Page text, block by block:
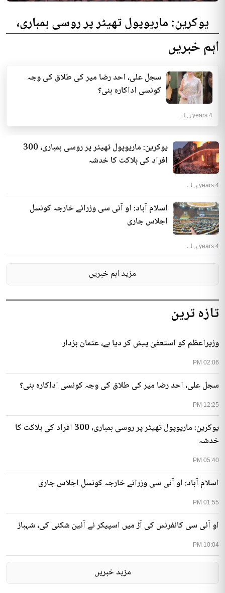
تازہ ترین
02:06 PM
وزیراعظم کو استعفیٰ پیش کر دیا ہے، عثمان بزدار
12:25 PM
سجل علی، احد رضا میر کی طلاق کی وجہ کونسی اداکارہ بنی؟
05:40 PM
یوکرین: ماریوپول تھیٹر پر روسی بمباری، 300 افراد کی ہلاکت کا
خدشہ
01:55 PM
اسلام آباد: او آئی سی وزرائے خارجہ کونسل اجلاس جاری
10:04 PM
او آئی سی کانفرنس کی آڑ میں اسپیکر نے آئین شکنی کی، شہباز
مزید خبریں
یوکرین: ماریوپول تھیٹر پر روسی بمباری،
300 افراد کی ہلاکت کا خدشہ
کا خدشہ ظاہر کیا اور کہا کہ کم...
انٹرنیشنل | 4 years پہلے
اہم خبریں
سجل علی، احد رضا میر کی طلاق کی وجہ
کونسی اداکارہ بنی؟
4 years پہلے
یوکرین: ماریوپول تھیٹر پر روسی بمباری، 300
افراد کی ہلاکت کا خدشہ
4 years پہلے
اسلام آباد: او آئی سی وزرائے خارجہ کونسل
اجلاس جاری
4 years پہلے
مزید اہم خبریں